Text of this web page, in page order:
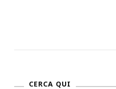
CERCA QUI